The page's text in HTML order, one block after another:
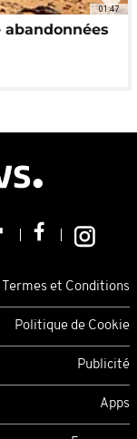
01:47
abandonnées
Termes et Conditions
Politique de Cookie
Publicité
Apps